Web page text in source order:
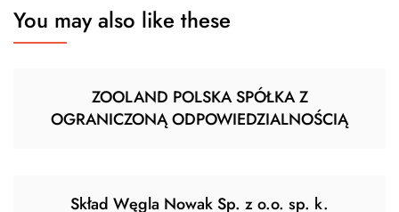
You may also like these
ZOOLAND POLSKA SPÓŁKA Z
OGRANICZONĄ ODPOWIEDZIALNOŚCIĄ
Skład Węgla Nowak Sp. z o.o. sp. k.